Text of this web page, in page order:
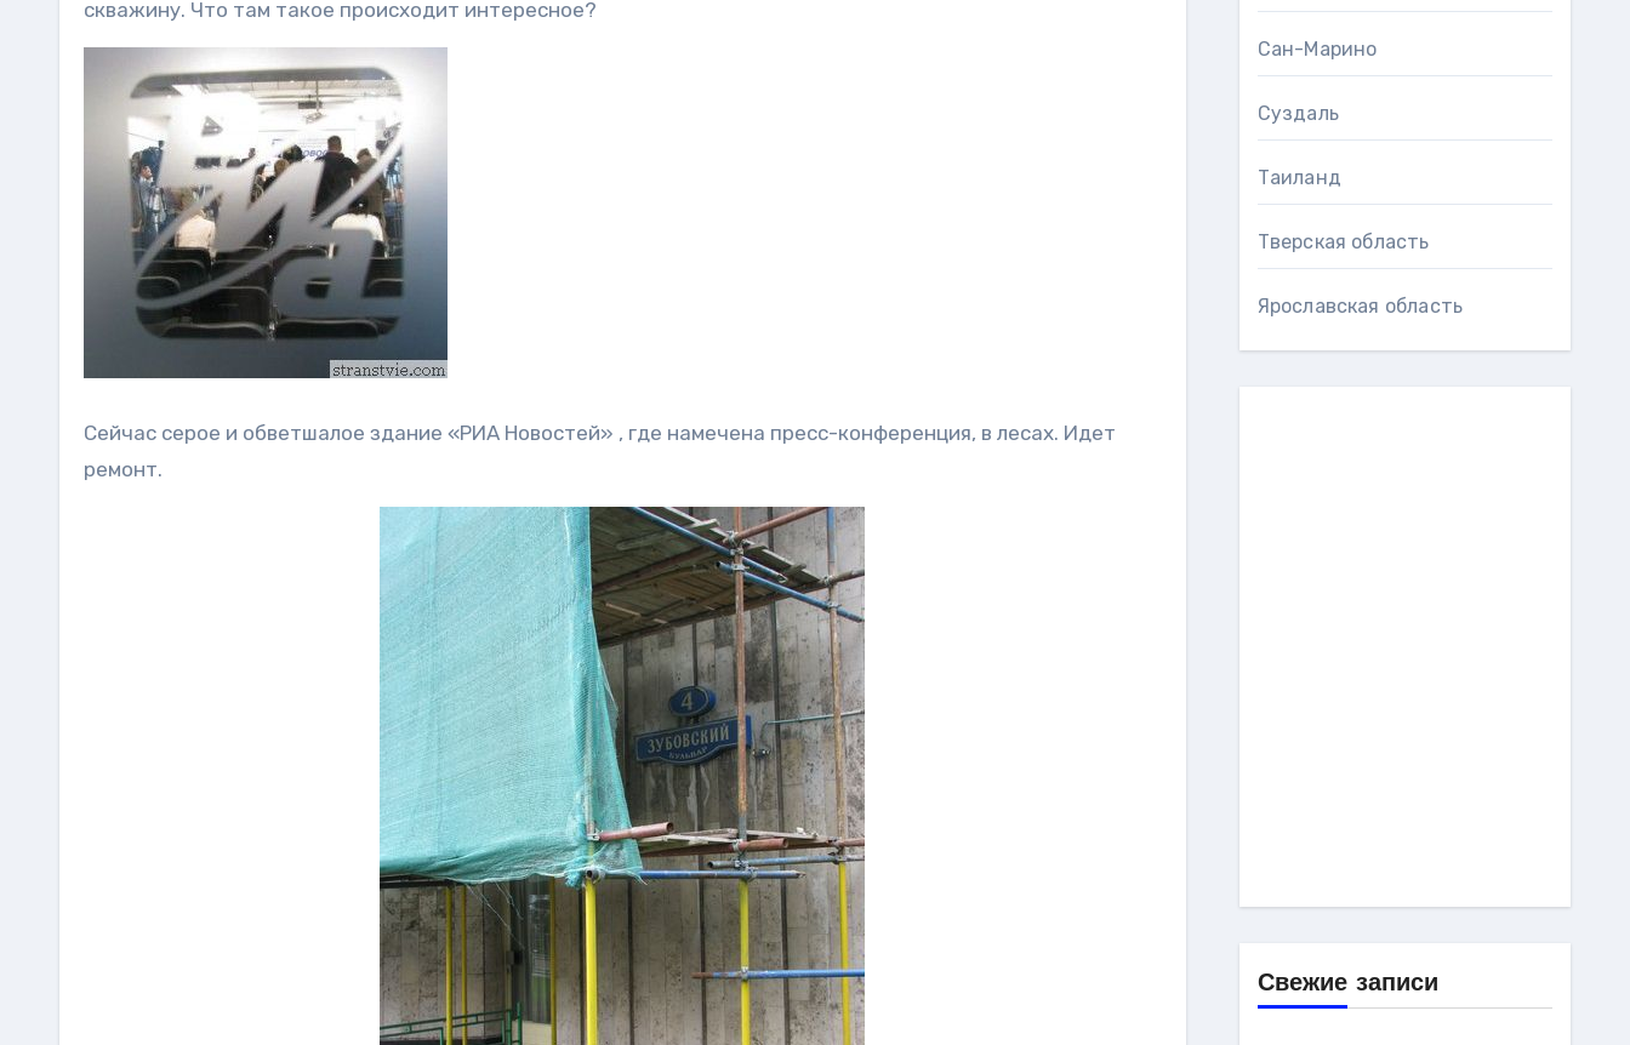
скважину. Что там такое происходит интересное?
Сейчас серое и обветшалое здание «РИА Новостей» , где намечена пресс-конференция, в лесах. Идет
ремонт.
Сан-Марино
Суздаль
Таиланд
Тверская область
Ярославская область
Свежие записи